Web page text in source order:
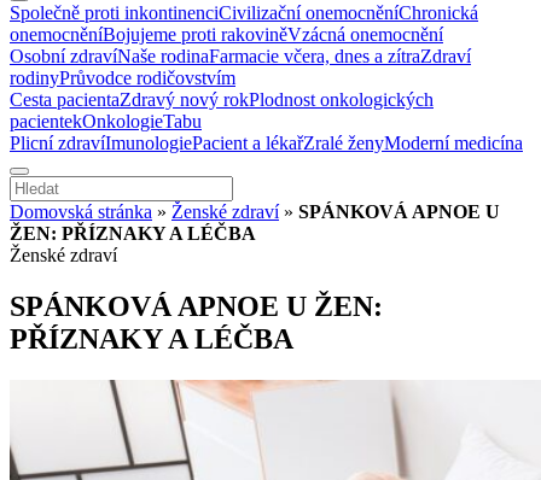
Společně proti inkontinenciCivilizační onemocněníChronická
onemocněníBojujeme proti rakoviněVzácná onemocnění
Osobní zdravíNaše rodinaFarmacie včera, dnes a zítraZdraví
rodinyPrůvodce rodičovstvím
Cesta pacientaZdravý nový rokPlodnost onkologických
pacientekOnkologieTabu
Plicní zdravíImunologiePacient a lékařZralé ženyModerní medicína
Domovská stránka » Ženské zdraví» SPÁNKOVÁ APNOE U
ŽEN: PŘÍZNAKY A LÉČBA
Ženské zdraví
SPÁNKOVÁ APNOE U ŽEN:
PŘÍZNAKY A LÉČBA